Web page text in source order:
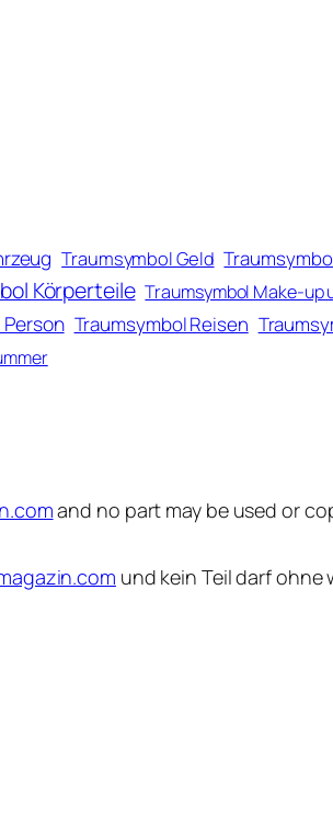
Traumsymbol Geld
Körperteile Traumsymbol Make-up
Traumsymbol Reisen
and no part may be used or
und kein Teil darf